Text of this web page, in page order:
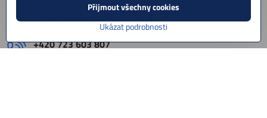
+420 602 856 404
+420 723 603 807
Ukázat podrobnosti
Přijmout všechny cookies